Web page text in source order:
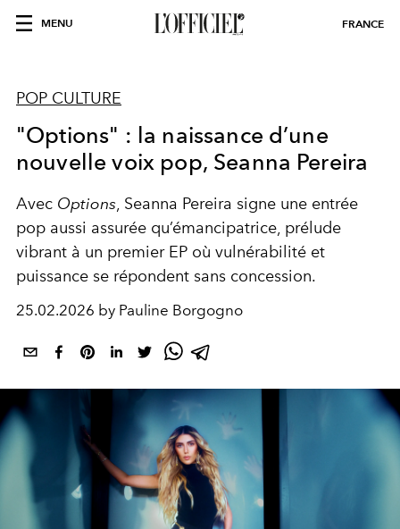
MENU FRANCE
POP CULTURE
"Options" : la naissance d’une
nouvelle voix pop, Seanna Pereira
Avec Options, Seanna Pereira signe une entrée
pop aussi assurée qu’émancipatrice, prélude
vibrant à un premier EP où vulnérabilité et
puissance se répondent sans concession.
25.02.2026 by Pauline Borgogno